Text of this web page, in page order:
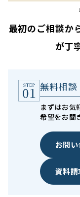
最初のご相談か
が丁
無料相
まずはお気
希望をお聞
お問
資料請